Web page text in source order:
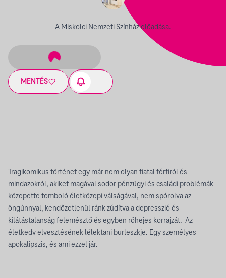
A Miskolci Nemzeti Színház előadása.
MENTÉS
Tragikomikus történet egy már nem olyan fiatal férfiról és
mindazokról, akiket magával sodor pénzügyi és családi problémák
közepette tomboló életközepi válságával, nem spórolva az
öngúnnyal, kendőzetlenül ránk zúdítva a depresszió és
kilátástalanság felemésztő és egyben röhejes korrajzát. Az
életkedv elvesztésének lélektani burleszkje. Egy személyes
apokalipszis, és ami ezzel jár.